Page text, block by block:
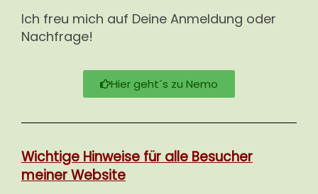
Ich freu mich auf Deine Anmeldung oder
Nachfrage!
Hier geht´s zu Nemo
Wichtige Hinweise für alle Besucher
meiner Website